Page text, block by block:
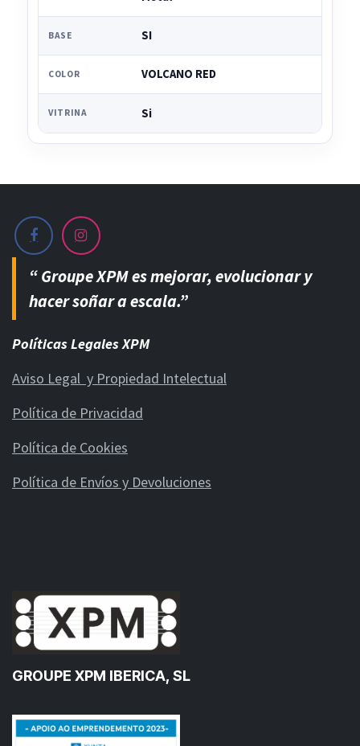
BASE SI
COLOR VOLCANO RED
VITRINA Si
“ Groupe XPM es mejorar, evolucionar y
hacer soñar a escala.”
Políticas Legales XPM
Aviso Legal y Propiedad Intelectual
Política de Privacidad
Política de Cookies
Política de Envíos y Devoluciones
GROUPE XPM IBERICA, SL